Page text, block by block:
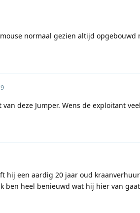
normaal gezien altijd opgebouwd
deze Jumper. Wens de exploitant
hij een aardig 20 jaar oud
ben heel benieuwd wat hij hier van